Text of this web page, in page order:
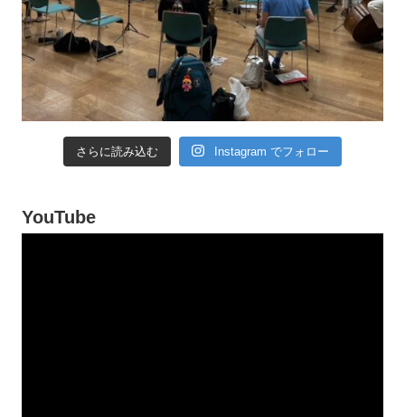
さらに読み込む Instagram でフォロー
YouTube